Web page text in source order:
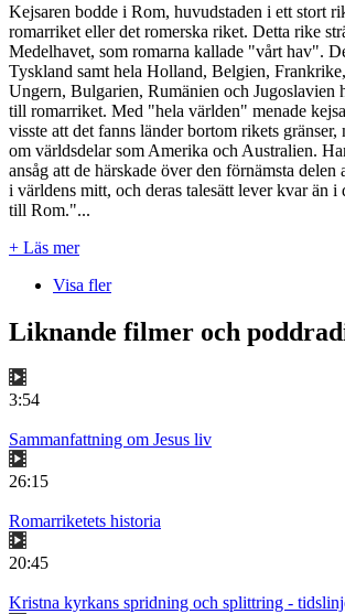
Kejsaren bodde i Rom, huvudstaden i ett stort
romarriket eller det romerska riket. Detta rike
Medelhavet, som romarna kallade "vårt hav".
Tyskland samt hela Holland, Belgien,
Ungern, Bulgarien, Rumänien och Jugoslavien
till romarriket. Med "hela världen" menade
visste att det fanns länder bortom rikets gränser,
om världsdelar som Amerika och Australien.
ansåg att de härskade över den förnämsta
i världens mitt, och deras talesätt lever kvar än
till Rom."...
+ Läs mer
Visa fler
Liknande filmer och
3:54
Sammanfattning om Jesus liv
26:15
Romarriketets historia
20:45
Kristna kyrkans spridning och splittring -